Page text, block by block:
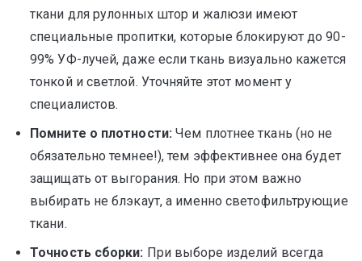
ткани для рулонных штор и жалюзи имеют
специальные пропитки, которые блокируют до 90-
99% УФ-лучей, даже если ткань визуально кажется
тонкой и светлой. Уточняйте этот момент у
специалистов.
Помните о плотности: Чем плотнее ткань (но не
обязательно темнее!), тем эффективнее она будет
защищать от выгорания. Но при этом важно
выбирать не блэкаут, а именно светофильтрующие
ткани.
Точность сборки: При выборе изделий всегда